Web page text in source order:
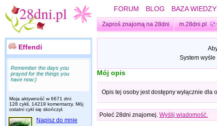
FORUM BLOG BAZA WIEDZY
Zaproś znajomą na 28dni m.28dni.pl
Effendi
Remember the days you
prayed for the things you
have now:)
Moja aktywność w 6671 dni:
128 cykli, 14219 komentarzy. Mój
ostatni cykl się skończył.
Napisz do mnie
System
Mój opis
Opis tej osoby jest dostępny wyłącznie dla
Poleć 28dni znajomej. Wyślij wiadomość.